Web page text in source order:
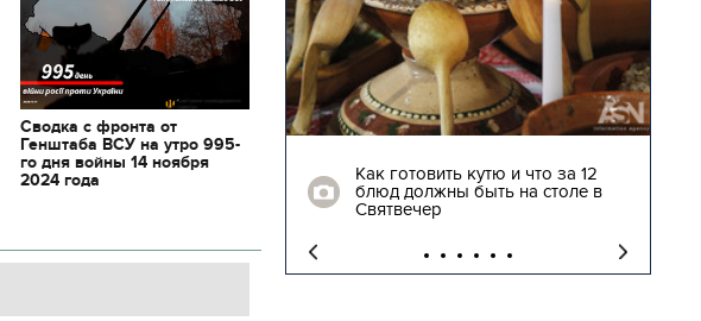
Сводка с фронта от
Генштаба ВСУ на утро 995-
го дня войны 14 ноября
2024 года
04.01.2018 | 17:16
Как готовить кутю и что за 12
блюд должны быть на столе в
Возвращение на Родину. Самые
трогательные кадры встречи
освобожденных заложников